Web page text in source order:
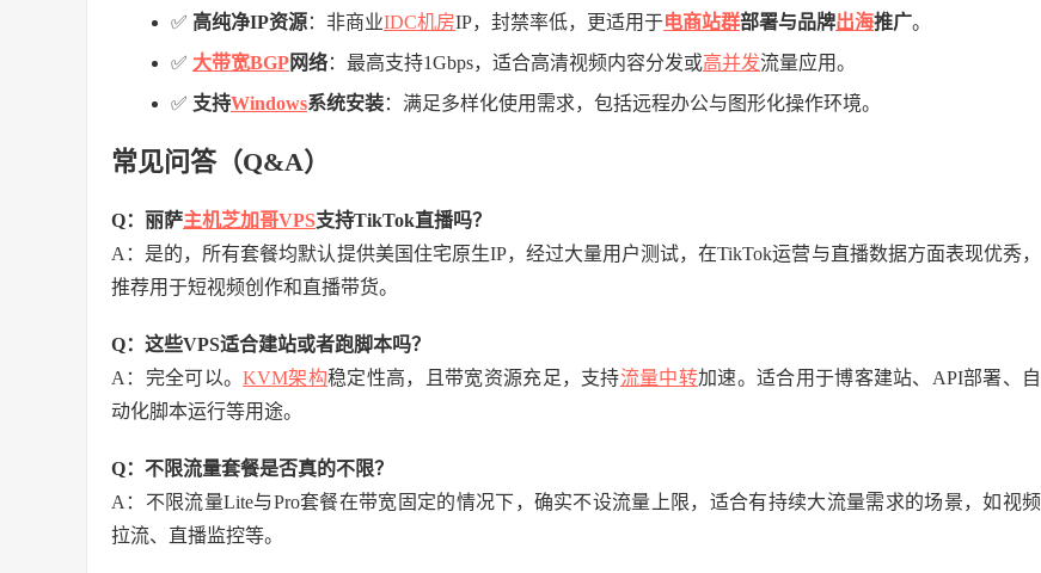
✅ 高纯净IP资源：非商业IDC机房IP，封禁率低，更适用于电商站群部署与品牌出海推广。
✅ 大带宽BGP网络：最高支持1Gbps，适合高清视频内容分发或高并发流量应用。
✅ 支持Windows系统安装：满足多样化使用需求，包括远程办公与图形化操作环境。
常见问答（Q&A）
Q：丽萨主机芝加哥VPS支持TikTok直播吗？
A：是的，所有套餐均默认提供美国住宅原生IP，经过大量用户测试，在TikTok运营与直播数据方面表现优秀，
推荐用于短视频创作和直播带货。
Q：这些VPS适合建站或者跑脚本吗？
A：完全可以。KVM架构稳定性高，且带宽资源充足，支持流量中转加速。适合用于博客建站、API部署、自
动化脚本运行等用途。
Q：不限流量套餐是否真的不限？
A：不限流量Lite与Pro套餐在带宽固定的情况下，确实不设流量上限，适合有持续大流量需求的场景，如视频
拉流、直播监控等。